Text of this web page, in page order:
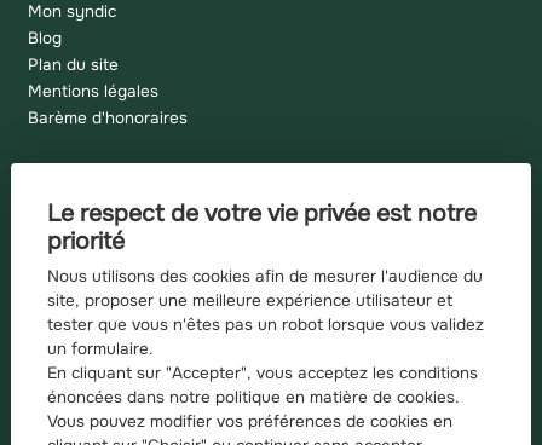
Le respect de votre vie privée est notre
priorité
Nous utilisons des cookies afin de mesurer l'audience du
site, proposer une meilleure expérience utilisateur et
tester que vous n'êtes pas un robot lorsque vous validez
un formulaire.
En cliquant sur "Accepter", vous acceptez les conditions
énoncées dans notre politique en matière de cookies.
Vous pouvez modifier vos préférences de cookies en
Mon syndic
Blog
Plan du site
Mentions légales
Barème d'honoraires
Recherches fréquentes
Appartement à vendre à Grenoble
Appartement à vendre à Grenoble
Appartement à vendre à Saint martin d heres
Appartement à vendre à Domene
Maison à vendre à Domene
Appartement à vendre à Echirolles
Appartement à vendre à Gieres